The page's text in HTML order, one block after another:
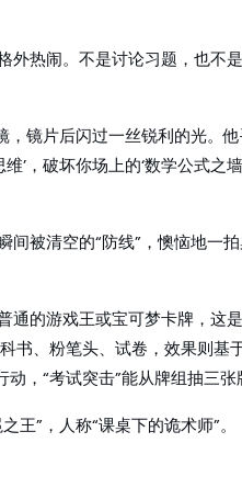
外热闹。不是讨论习题，也不
，镜片后闪过一丝锐利的光。
’，破坏你场上的‘数学公式之
被清空的“防线”，懊恼地一
通的游戏王或宝可梦卡牌，这
书、粉笔头、试卷，效果则
，“考试突击”能从牌组抽三张
王”，人称“课桌下的诡术师”。